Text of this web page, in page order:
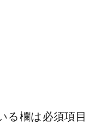
る欄は必須項目